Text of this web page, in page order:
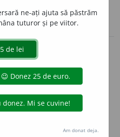
definiții (10) declinări
sunt compilate de
Definițiile
află pe filadefiniții.
ne-ați ajuta să păstrăm
tuturor și pe viitor.
Am donat deja.